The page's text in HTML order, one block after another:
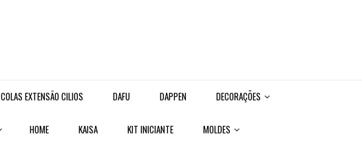
COLAS EXTENSÃO CILIOS DAFU DAPPEN DECORAÇÕES
HOME KAISA KIT INICIANTE MOLDES